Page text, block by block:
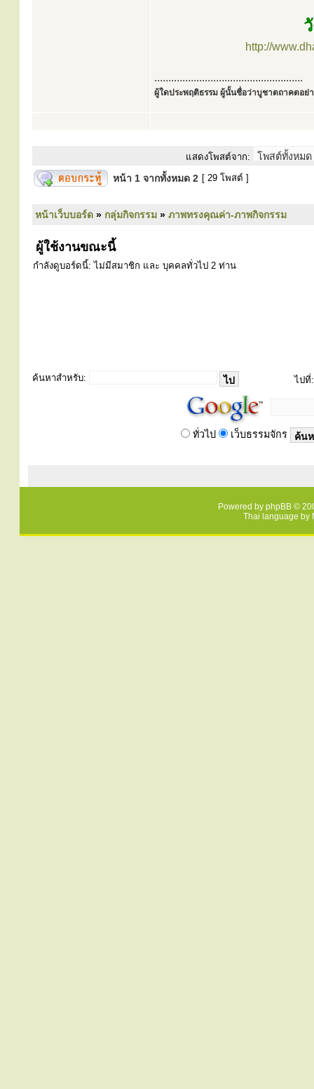
http://
.....................................................
ผู้ใดประพฤติธรรม ผู้นั้นชื่อว่าบูชาตถาคตอย่า
แสดงโพสต์จาก:
หน้า 1 จากทั้งหมด 2 [ 29 โพสต์ ]
หน้าเว็บบอร์ด » กลุ่มกิจกรรม » ภาพทรงคุณค่า-ภาพกิจกรรม
ผู้ใช้งานขณะนี้
กำลังดูบอร์ดนี้: ไม่มีสมาชิก และ บุคคลทั่วไป 2 ท่าน
ค้นหาสำหรับ: ไปที่:
ทั่วไป เว็บธรรมจักร
Powered by phpBB ©
Thai language by